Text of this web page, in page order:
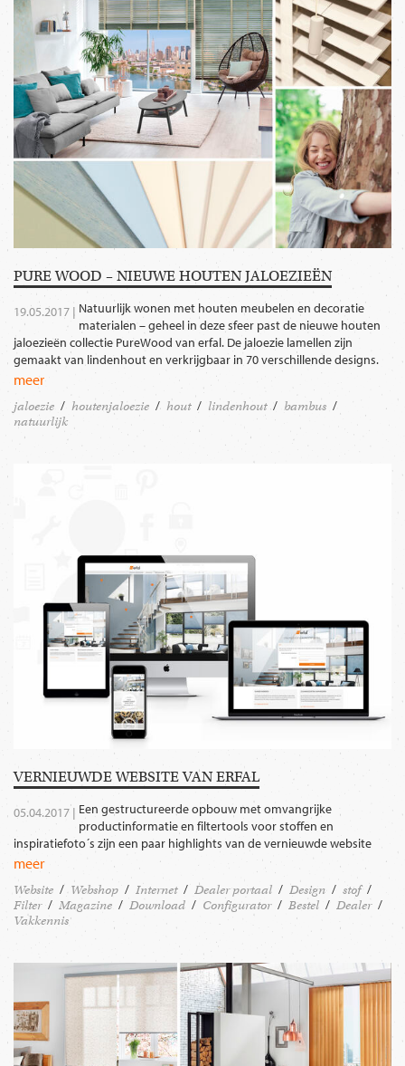
PURE WOOD – NIEUWE HOUTEN JALOEZIEËN
19.05.2017 | Natuurlijk wonen met houten meubelen en decoratie
materialen – geheel in deze sfeer past de nieuwe houten
jaloezieën collectie PureWood van erfal. De jaloezie lamellen zijn
gemaakt van lindenhout en verkrijgbaar in 70 verschillende designs.
meer
jaloezie houtenjaloezie hout lindenhout
bambus
natuurlijk
VERNIEUWDE WEBSITE VAN ERFAL
05.04.2017 | Een gestructureerde opbouw met omvangrijke
productinformatie en filtertools voor stoffen en
inspiratiefoto´s zijn een paar highlights van de vernieuwde website
meer
Website Webshop Internet Dealer portaal Design
stof
Filter
Magazine Download Configurator Bestel
Dealer
Vakkennis